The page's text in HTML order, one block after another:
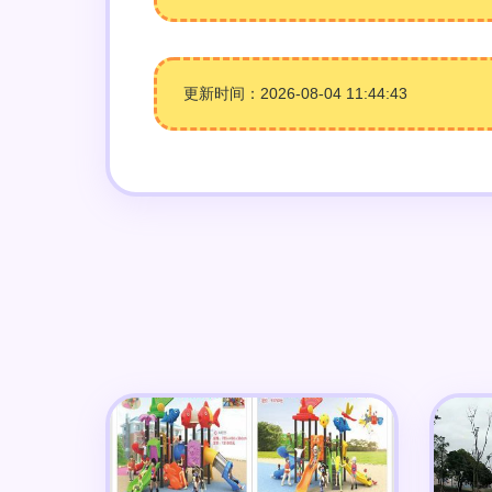
更新时间：2026-08-04 11:44:43